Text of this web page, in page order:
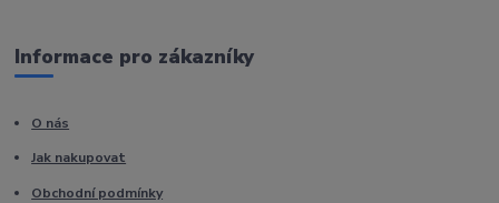
Informace pro zákazníky
O nás
Jak nakupovat
Obchodní podmínky